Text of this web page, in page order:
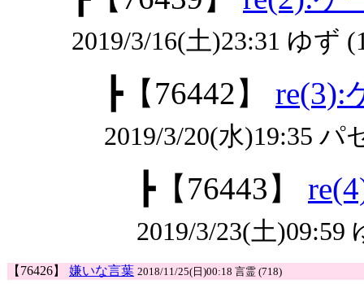
2019/3/16(土)23:31 ゆず
┣【76442】 re(3):
2019/3/20(水)19:35 パ
┣【76443】
2019/3/23(土)09:59
【76426】 嫌いな言葉 2018/11/25(日)00:18 言霊 (718)